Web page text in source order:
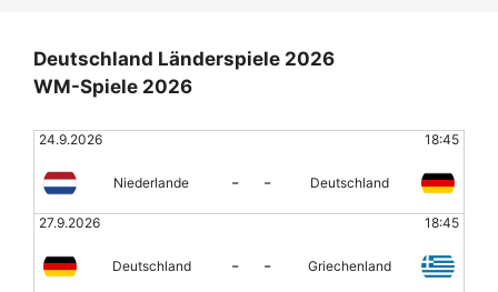
Deutschland Länderspiele 2026
WM-Spiele 2026
24.9.2026 18:45
Niederlande - - Deutschland
27.9.2026 18:45
Deutschland - - Griechenland